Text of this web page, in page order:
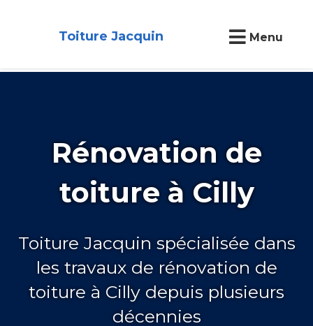
Toiture Jacquin Menu
Rénovation de
toiture à Cilly
Toiture Jacquin spécialisée dans
les travaux de rénovation de
toiture à Cilly depuis plusieurs
décennies